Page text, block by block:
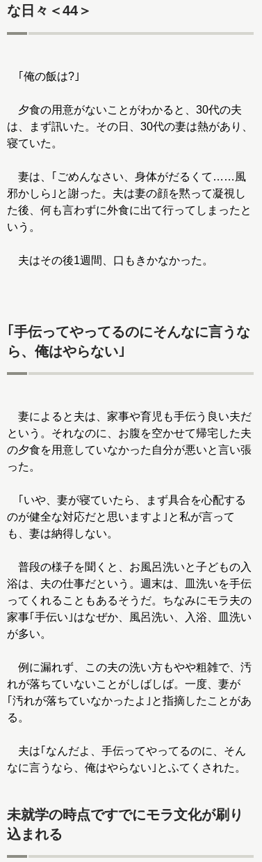
な日々＜44＞
｢俺の飯は?｣
夕食の用意がないことがわかると、30代の夫
は、まず訊いた。その日、30代の妻は熱があり、
寝ていた。
妻は、｢ごめんなさい、身体がだるくて……風
邪かしら｣と謝った。夫は妻の顔を黙って凝視し
た後、何も言わずに外食に出て行ってしまったと
いう。
夫はその後1週間、口もきかなかった。
｢手伝ってやってるのにそんなに言うな
ら、俺はやらない｣
妻によると夫は、家事や育児も手伝う良い夫だ
という。それなのに、お腹を空かせて帰宅した夫
の夕食を用意していなかった自分が悪いと言い張
った。
｢いや、妻が寝ていたら、まず具合を心配する
のが健全な対応だと思いますよ｣と私が言って
も、妻は納得しない。
普段の様子を聞くと、お風呂洗いと子どもの入
浴は、夫の仕事だという。週末は、皿洗いを手伝
ってくれることもあるそうだ。ちなみにモラ夫の
家事｢手伝い｣はなぜか、風呂洗い、入浴、皿洗い
が多い。
例に漏れず、この夫の洗い方もやや粗雑で、汚
れが落ちていないことがしばしば。一度、妻が
｢汚れが落ちていなかったよ｣と指摘したことがあ
る。
夫は｢なんだよ、手伝ってやってるのに、そん
なに言うなら、俺はやらない｣とふてくされた。
未就学の時点ですでにモラ文化が刷り
込まれる